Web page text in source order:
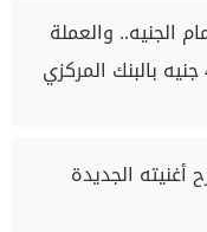
الجنيه.. والعملة
الجديدة